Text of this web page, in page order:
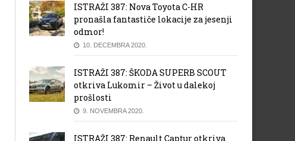
ISTRAŽI 387: Nova Toyota C-HR
pronašla fantastiče lokacije za jesenji
odmor!
10. DECEMBRA 2020.
ISTRAŽI 387: ŠKODA SUPERB SCOUT
otkriva Lukomir – Život u dalekoj
prošlosti
9. NOVEMBRA 2020.
ISTRAŽI 387: Renault Captur otkriva